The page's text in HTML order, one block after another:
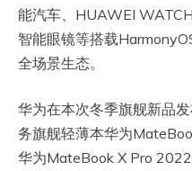
能汽车、HUAWEI
智能眼镜等搭载
全场景生态。
华为在本次冬季旗舰新品
务旗舰轻薄本华为
华为MateBook X Pro